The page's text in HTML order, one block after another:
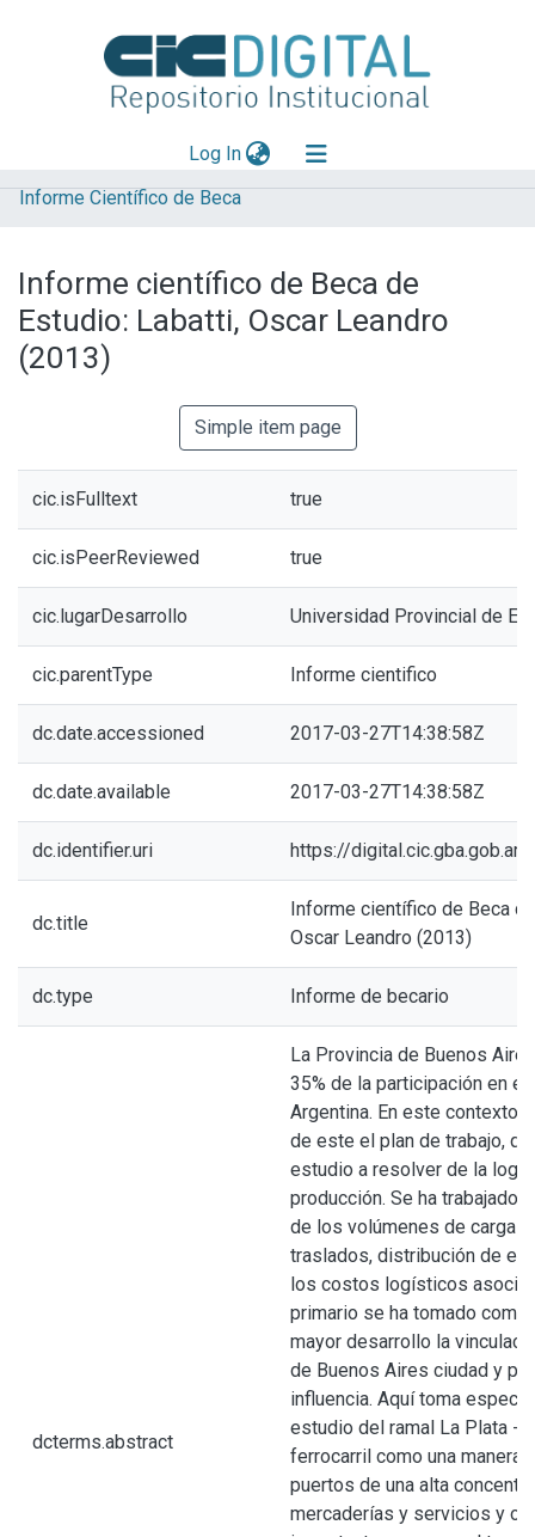
Log In(current)
Explorar
Aportar material
Statistics
Informe Científico de Beca
Informe científico de Beca de
Estudio: Labatti, Oscar Leandro
(2013)
Simple item page
cic.isFulltext true
cic.isPeerReviewed true
cic.lugarDesarrollo Universidad Provincial de
cic.parentType Informe cientifico
dc.date.accessioned 2017-03-27T14:38:58Z
dc.date.available 2017-03-27T14:38:58Z
dc.identifier.uri https://
dc.title
Informe científico de Beca
Oscar Leandro (2013)
dc.type Informe de becario
dcterms.abstract
La Provincia de Buenos
35% de la participación en
Argentina. En este contexto
de este el plan de trabajo,
estudio a resolver de la
producción. Se ha trabajado
de los volúmenes de carga
traslados, distribución de
los costos logísticos
primario se ha tomado
mayor desarrollo la
de Buenos Aires ciudad y
influencia. Aquí toma
estudio del ramal La Plata -
ferrocarril como una manera
puertos de una alta
mercaderías y servicios y